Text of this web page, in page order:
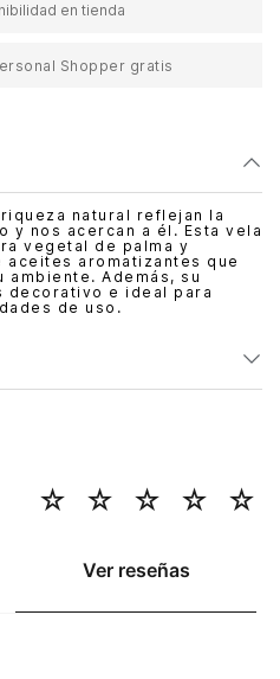
en tienda
Shopper gratis
natural reflejan la
y nos acercan a él. Esta vela
vegetal de palma y
aromatizantes que
Además, su
decorativo e ideal para
de uso.
Ver reseñas
☆ ☆ ☆ ☆ ☆